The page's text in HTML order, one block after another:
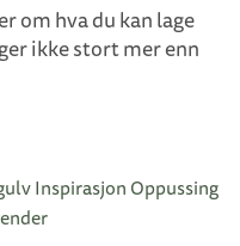
om hva du kan lage
ikke stort mer enn
Inspirasjon Oppussing